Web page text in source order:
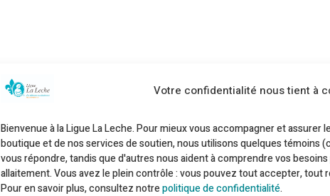
Votre confidentialité nous tient à
Bienvenue à la Ligue La Leche. Pour mieux vous accompagner et
boutique et de nos services de soutien, nous utilisons quelques témoins
vous répondre, tandis que d'autres nous aident à comprendre vos
allaitement. Vous avez le plein contrôle : vous pouvez tout accepter, tout
Pour en savoir plus, consultez notrepolitique de confidentialité.